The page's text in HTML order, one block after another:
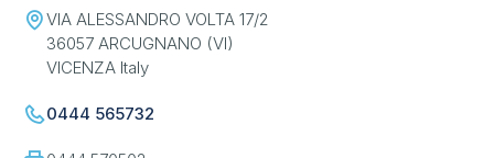
VIA ALESSANDRO VOLTA 17/2
36057 ARCUGNANO (VI)
VICENZA Italy
0444 565732